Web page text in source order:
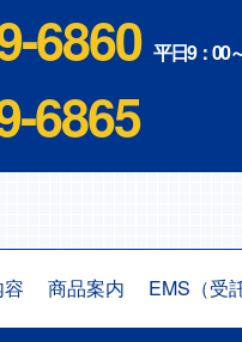
6860 平日9：00
6865
商品案内 EMS（受